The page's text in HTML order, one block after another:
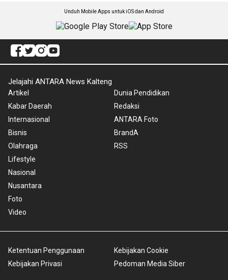
Unduh Mobile Apps untuk iOS dan Android
Jelajahi ANTARA News Kalteng
Artikel
Kabar Daerah
Internasional
Bisnis
Olahraga
Lifestyle
Nasional
Nusantara
Foto
Video
Dunia Pendidikan
Redaksi
ANTARA Foto
BrandA
RSS
Ketentuan Penggunaan
Kebijakan Privasi
Kebijakan Cookie
Pedoman Media Siber